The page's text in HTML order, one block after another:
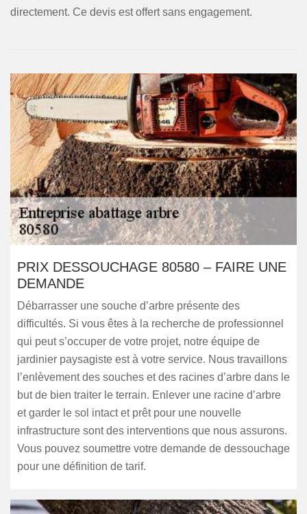
directement. Ce devis est offert sans engagement.
PRIX DESSOUCHAGE 80580 – FAIRE UNE
DEMANDE
Débarrasser une souche d’arbre présente des
difficultés. Si vous êtes à la recherche de professionnel
qui peut s’occuper de votre projet, notre équipe de
jardinier paysagiste est à votre service. Nous travaillons
l’enlèvement des souches et des racines d’arbre dans le
but de bien traiter le terrain. Enlever une racine d’arbre
et garder le sol intact et prêt pour une nouvelle
infrastructure sont des interventions que nous assurons.
Vous pouvez soumettre votre demande de dessouchage
pour une définition de tarif.